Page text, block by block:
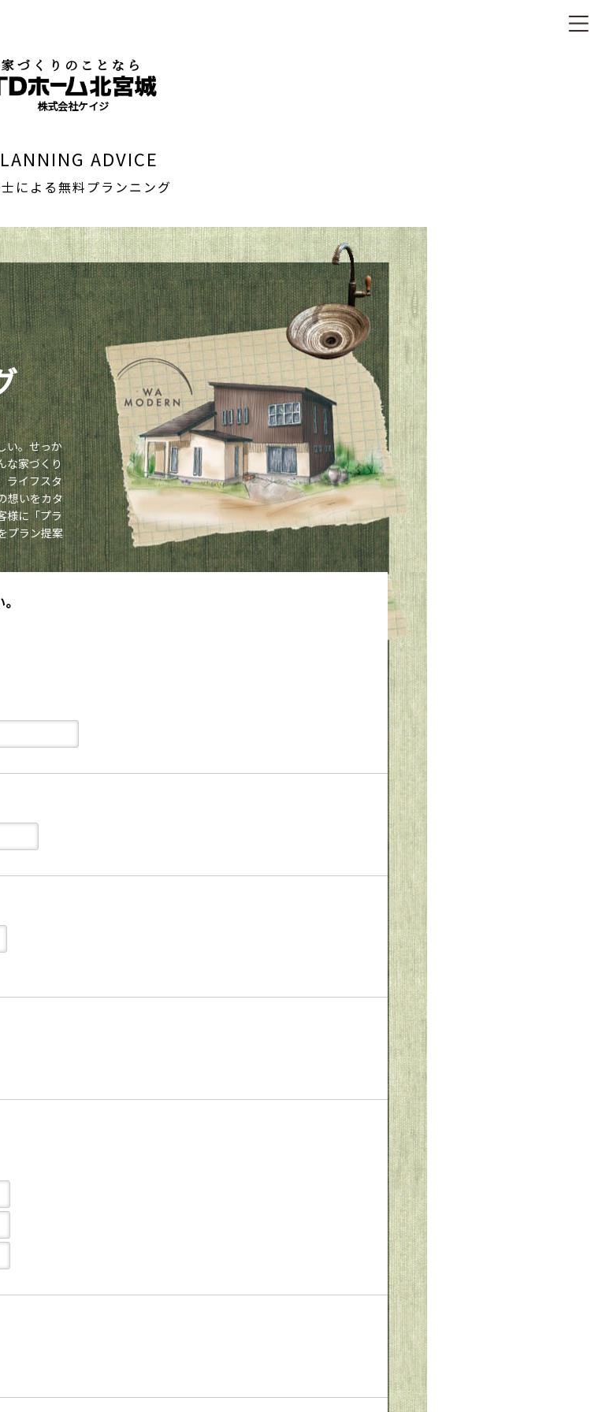
家づくりのことなら
株式会社ケイジ
PLANNING ADVICE
による無料プランニング
い。せっか
な家づくり
ライフスタ
想いをカタ
様に「プラ
プラン提案